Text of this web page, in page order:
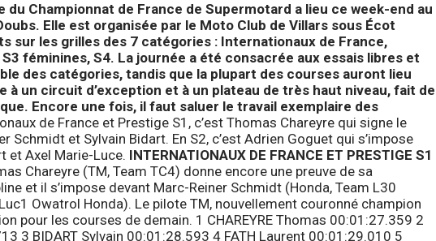
Championnat de France de Supermotard a lieu ce week-end au
Elle est organisée par le Moto Club de Villars sous Écot
sur les grilles des 7 catégories : Internationaux de France,
féminines, S4. La journée a été consacrée aux essais libres et
des catégories, tandis que la plupart des courses auront lieu
à un circuit d’exception et à un plateau de très haut niveau, fait de
Encore une fois, il faut saluer le travail exemplaire des
de France et Prestige S1, c’est Thomas Chareyre qui signe le
Schmidt et Sylvain Bidart. En S2, c’est Adrien Goguet qui s’impose
et Axel Marie-Luce. INTERNATIONAUX DE FRANCE ET PRESTIGE S1
Chareyre (TM, Team TC4) donne encore une preuve de sa
et il s’impose devant Marc-Reiner Schmidt (Honda, Team L30
Owatrol Honda). Le pilote TM, nouvellement couronné champion
pour les courses de demain. 1 CHAREYRE Thomas 00:01:27.359 2
3 BIDART Sylvain 00:01:28.593 4 FATH Laurent 00:01:29.010 5